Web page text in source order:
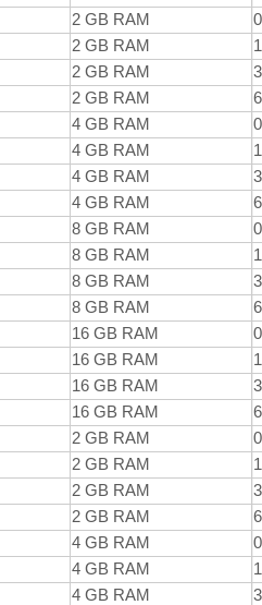
2 GB RAM
2 GB RAM
2 GB RAM
2 GB RAM
4 GB RAM
4 GB RAM
4 GB RAM
4 GB RAM
8 GB RAM
8 GB RAM
8 GB RAM
8 GB RAM
16 GB RAM
16 GB RAM
16 GB RAM
16 GB RAM
2 GB RAM
2 GB RAM
2 GB RAM
2 GB RAM
4 GB RAM
4 GB RAM
4 GB RAM